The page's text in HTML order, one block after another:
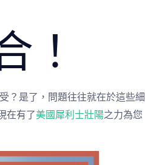
！
？是了，問題往往就在於這些細
在有了美國犀利士壯陽之力為您